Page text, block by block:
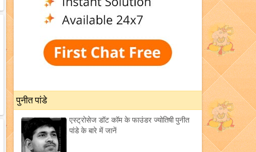
पुनीत पांडे
एस्ट्रोसेज डॉट कॉम के फाउंडर ज्योतिषी पुनीत
पांडे के बारे में जानें